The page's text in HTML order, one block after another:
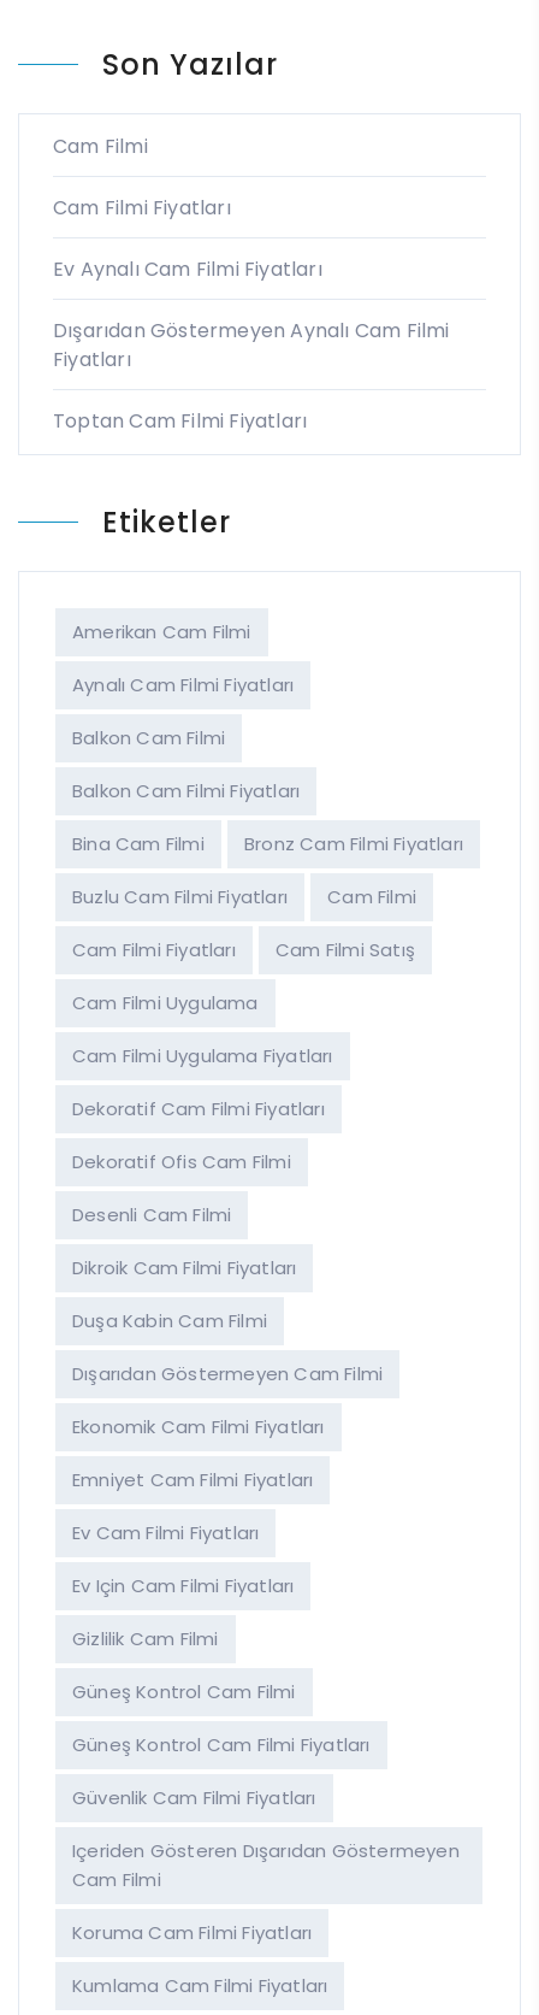
Son Yazılar
Cam Filmi
Cam Filmi Fiyatları
Ev Aynalı Cam Filmi Fiyatları
Dışarıdan Göstermeyen Aynalı Cam Filmi
Fiyatları
Toptan Cam Filmi Fiyatları
Etiketler
Amerikan Cam Filmi
Aynalı Cam Filmi Fiyatları
Balkon Cam Filmi
Balkon Cam Filmi Fiyatları
Bina Cam Filmi Bronz Cam Filmi Fiyatları
Buzlu Cam Filmi Fiyatları Cam Filmi
Cam Filmi Fiyatları Cam Filmi Satış
Cam Filmi Uygulama
Cam Filmi Uygulama Fiyatları
Dekoratif Cam Filmi Fiyatları
Dekoratif Ofis Cam Filmi
Desenli Cam Filmi
Dikroik Cam Filmi Fiyatları
Duşa Kabin Cam Filmi
Dışarıdan Göstermeyen Cam Filmi
Ekonomik Cam Filmi Fiyatları
Emniyet Cam Filmi Fiyatları
Ev Cam Filmi Fiyatları
Ev Için Cam Filmi Fiyatları
Gizlilik Cam Filmi
Güneş Kontrol Cam Filmi
Güneş Kontrol Cam Filmi Fiyatları
Güvenlik Cam Filmi Fiyatları
Içeriden Gösteren Dışarıdan Göstermeyen
Cam Filmi
Koruma Cam Filmi Fiyatları
Kumlama Cam Filmi Fiyatları